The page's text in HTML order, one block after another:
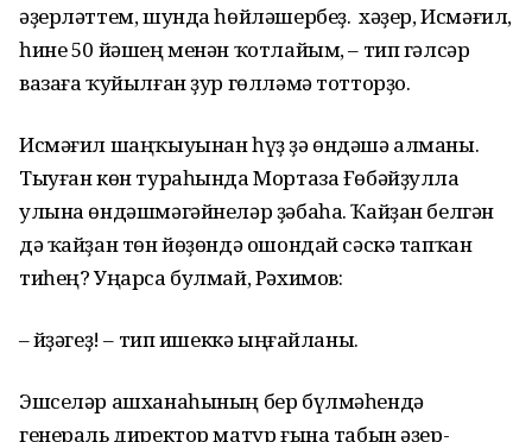
әҙерләттем, шунда һөйләшербеҙ. Ә хәҙер, Исмәғил,
һине 50 йәшең менән ҡотлайым, – тип гәлсәр
вазаға ҡуйылған ҙур гөлләмә тотторҙо.
Исмәғил шаңҡыуынан һүҙ ҙә өндәшә алманы.
Тыуған көн тураһында Мортаза Ғө­бәйҙулла
улына өндәшмәгәйнеләр ҙәбаһа. Ҡайҙан белгән
дә ҡайҙан төн йөҙөндә ошондай сәскә тапҡан
тиһең? Уңарса булмай, Рәхимов:
– Әйҙәгеҙ! – тип ишеккә ыңғайланы.
Эшселәр ашханаһының бер бүлмәһендә
генераль директор матур ғына табын әҙер­